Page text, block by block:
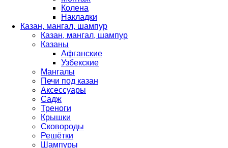
Колена
Накладки
Казан, мангал, шампур
Казан, мангал, шампур
Казаны
Афганские
Узбекские
Мангалы
Печи под казан
Аксессуары
Садж
Треноги
Крышки
Сковороды
Решётки
Шампуры